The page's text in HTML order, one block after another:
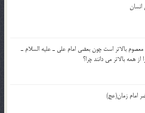
مقام و درجه كدام يك از 14 معصوم بالاتر است چون بعضي امام علي ـ عليه السلام ـ
همه بالاتر مي دانند چرا؟
امام زمان(عج)